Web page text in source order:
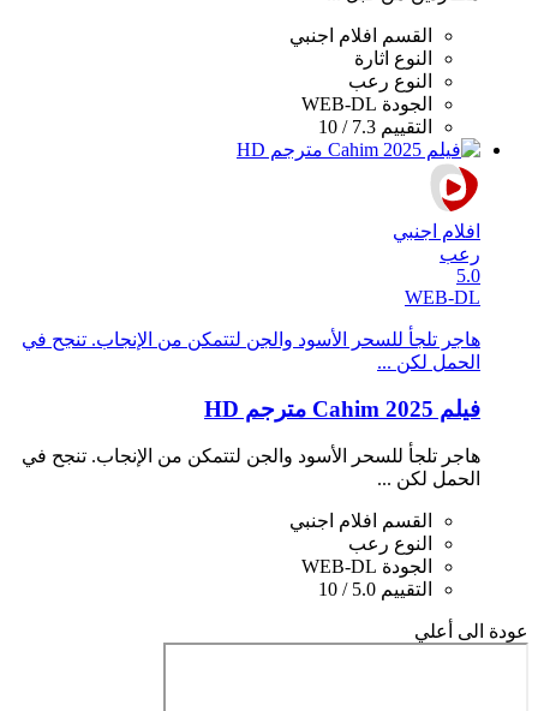
القسم
افلام اجنبي
النوع اثارة
النوع رعب
الجودة WEB-DL
التقييم 7.3 / 10
افلام اجنبي
رعب
5.0
WEB-DL
هاجر تلجأ للسحر الأسود والجن لتتمكن من الإنجاب. تنجح في
الحمل لكن ...
فيلم Cahim 2025 مترجم HD
هاجر تلجأ للسحر الأسود والجن لتتمكن من الإنجاب. تنجح في
الحمل لكن ...
القسم
افلام اجنبي
النوع رعب
الجودة WEB-DL
التقييم 5.0 / 10
عودة الى أعلي